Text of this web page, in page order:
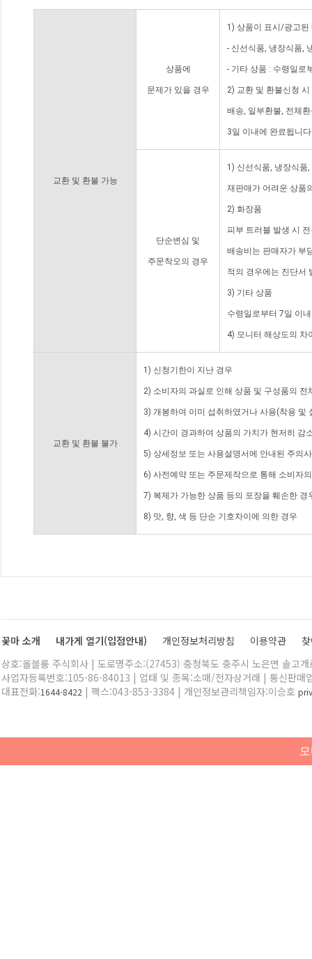
교환 및 환불 가능
상품에
문제가 있을 경우
1) 상품이 표시/광고된
- 신선식품, 냉장식품,
- 기타 상품 : 수령일로
2) 교환 및 환불신청
배송, 일부환불, 전체
3일 이내에 완료됩니
단순변심 및
주문착오의 경우
1) 신선식품, 냉장식품
재판매가 어려운 상품
2) 화장품
피부 트러블 발생 시
배송비는 판매자가 부
적의 경우에는 진단서
3) 기타 상품
수령일로부터 7일 이
4) 모니터 해상도의 차
교환 및 환불 불가
1) 신청기한이 지난 경우
2) 소비자의 과실로 인해 상품 및 구성품의
3) 개봉하여 이미 섭취하였거나 사용(착용 및
4) 시간이 경과하여 상품의 가치가 현저히 감
5) 상세정보 또는 사용설명서에 안내된 주의
6) 사전예약 또는 주문제작으로 통해 소비자
7) 복제가 가능한 상품 등의 포장을 훼손한 경
8) 맛, 향, 색 등 단순 기호차이에 의한 경우
꽃마 소개 내가게 열기(입점안내) 개인정보처리방침 이용약관
상호:올블룸 주식회사 | 도로명주소:(27453) 충청북도 충주시 노은면 솔고
사업자등록번호:105-86-84013 | 업태 및 종목:소매/전자상거래 | 통신판매
대표전화:1644-8422 | 팩스:043-853-3384 | 개인정보관리책임자:이승호